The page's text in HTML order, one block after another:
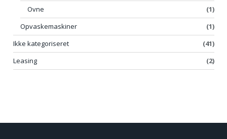
Ovne
(1)
Opvaskemaskiner
(1)
Ikke kategoriseret
(41)
Leasing
(2)